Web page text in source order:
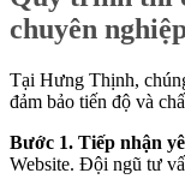
chuyên
Tại Hưng Thịnh,
đảm bảo tiến độ và
Bước 1. Tiếp nhận
Website. Đội ngũ tư